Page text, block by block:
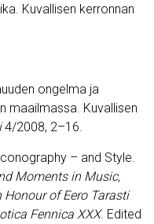
Kuvallisen kerronnan
ongelma ja
maailmassa. Kuvallisen
4/2008, 2–16.
– and Style.
Moments in Music,
Honour of Eero Tarasti
Fennica XXX. Edited